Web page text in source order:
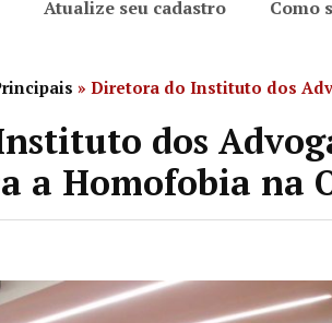
Atualize seu cadastro Como
» Diretora do Instituto dos
dos
a Homofobia na